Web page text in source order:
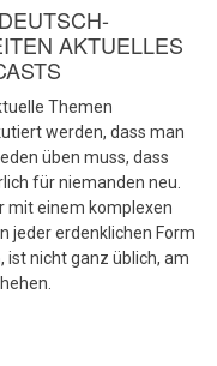
AKTUELLES
Themen
werden, dass man
üben muss, dass
für niemanden neu.
mit einem komplexen
jeder erdenklichen Form
ist nicht ganz üblich, am